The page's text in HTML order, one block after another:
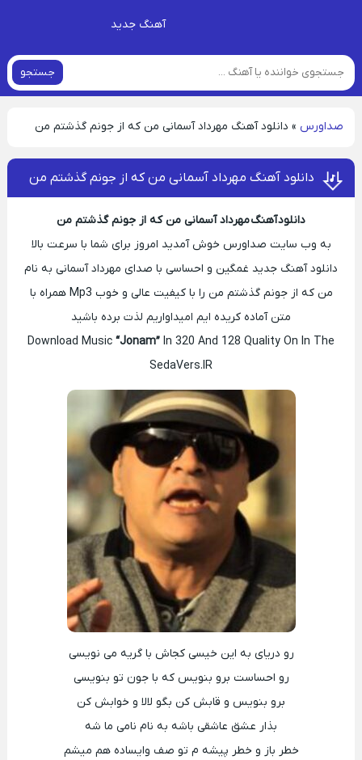
آهنگ جدید
جستجو
صداورس » دانلود آهنگ مهرداد آسمانی من که از جونم گذشتم من
دانلود آهنگ مهرداد آسمانی من که از جونم گذشتم من
دانلود آهنگ مهرداد آسمانی من که از جونم گذشتم من
به وب سایت صداورس خوش آمدید امروز برای شما با سرعت بالا
دانلود آهنگ جدید غمگین و احساسی با صدای مهرداد آسمانی به نام
من که از جونم گذشتم من را با کیفیت عالی و خوب Mp3 همراه با
متن آماده کریده ایم امیداواریم لذت برده باشید
Download Music “Jonam” In 320 And 128 Quality On In The
SedaVers.IR
رو دریای به این خیسی کجاش با گریه می نویسی
رو احساست برو بنویس که با جون تو بنویسی
برو بنویس و قابش کن بگو لالا و خوابش کن
بذار عشق عاشقی باشه به نام نامی ما شه
خطر باز و خطر پیشه م تو صف وایساده هم میشم